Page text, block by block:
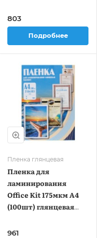
803
Подробнее
Пленка глянцевая
Пленка для
ламинирования
Office Kit 175мкм A4
(100шт) глянцевая
961